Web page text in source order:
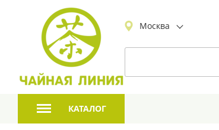
Москва
КАТАЛОГ